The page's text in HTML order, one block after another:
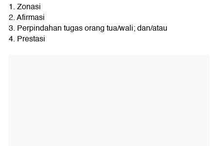
1. Zonasi
2. Afirmasi
3. Perpindahan tugas orang tua/wali; dan/atau
4. Prestasi